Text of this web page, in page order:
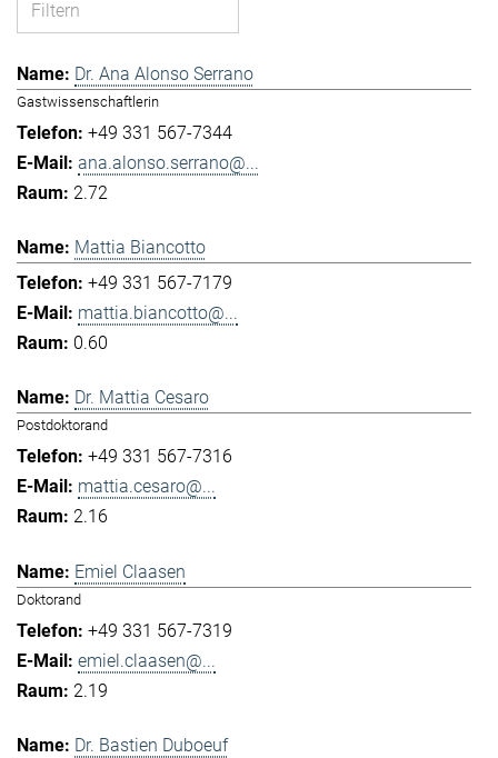
Dr. Ana Alonso Serrano
Gastwissenschaftlerin
+49 331 567-7344
ana.alonso.serrano@...
2.72
Mattia Biancotto
+49 331 567-7179
mattia.biancotto@...
0.60
Dr. Mattia Cesaro
Postdoktorand
+49 331 567-7316
mattia.cesaro@...
2.16
Emiel Claasen
Doktorand
+49 331 567-7319
emiel.claasen@...
2.19
Dr. Bastien Duboeuf